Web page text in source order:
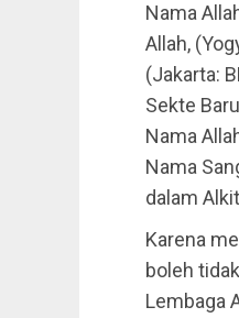
Nama
Allah,
(Jakarta:
Sekte
Nama
Nama
dalam
Karena
boleh
Lembaga